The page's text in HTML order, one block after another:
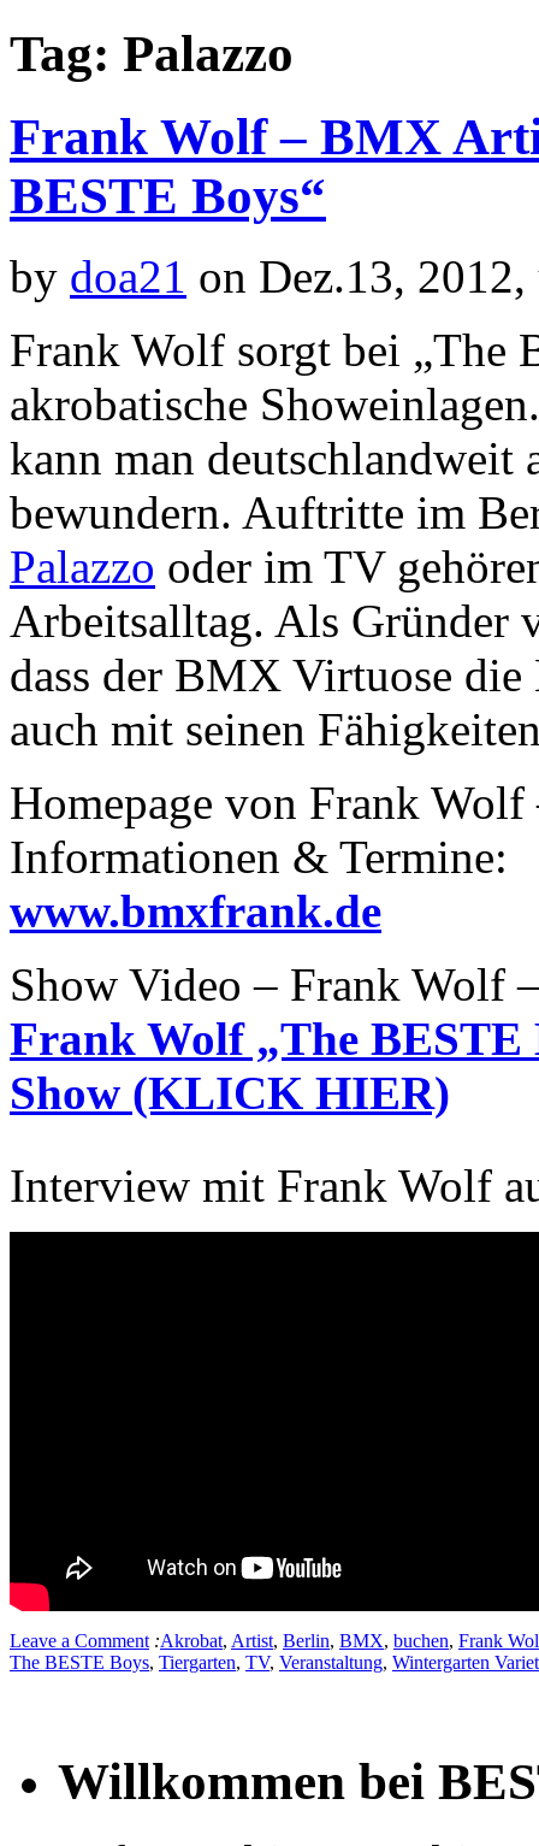
Tag: Palazzo
Frank Wolf – BMX
BESTE Boys“
by doa21 on Dez.13,
Frank Wolf sorgt bei „The
akrobatische
kann man deutschlandweit
bewundern. Auftritte im
Palazzo oder im TV
Arbeitsalltag. Als Gründer
dass der BMX Virtuose
auch mit seinen
Homepage von Frank
Informationen & Termine:
www.bmxfrank.de
Show Video – Frank Wolf
Frank Wolf „The
Show (KLICK HIER)
Interview mit Frank Wolf
Leave a Comment :Akrobat, Artist, Berlin, BMX, buchen, Frank
The BESTE Boys, Tiergarten, TV, Veranstaltung, Wintergarten
Willkommen bei